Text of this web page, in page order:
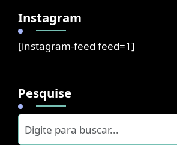
Instagram
[instagram-feed feed=1]
Pesquise